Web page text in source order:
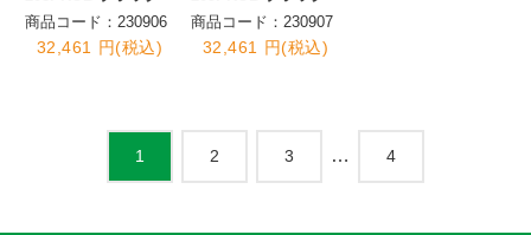
商品コード：230906
32,461 円(税込)
商品コード：230907
32,461 円(税込)
1 2 3 … 4